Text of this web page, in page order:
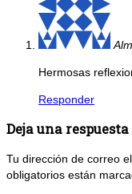
Hermosas
Responder
Deja una respuesta
Tu dirección de correo
obligatorios están